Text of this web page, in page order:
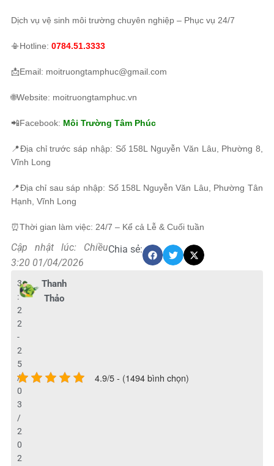
Dịch vụ vệ sinh môi trường chuyên nghiệp – Phục vụ 24/7
📳Hotline: 0784.51.3333
📩Email: moitruongtamphuc@gmail.com
🌐Website: moitruongtamphuc.vn
📲Facebook: Môi Trường Tâm Phúc
📍Địa chỉ trước sáp nhập: Số 158L Nguyễn Văn Lâu, Phường 8,
Vĩnh Long
📍Địa chỉ sau sáp nhập: Số 158L Nguyễn Văn Lâu, Phường Tân
Hạnh, Vĩnh Long
⏰Thời gian làm việc: 24/7 – Kể cả Lễ & Cuối tuần
Cập nhật lúc: Chiều
3:20 01/04/2026
Chia sẻ:
Thanh
Thảo
3
:
2
2
-
2
5
/
0
3
/
2
0
2
4.9/5 - (1494 bình chọn)